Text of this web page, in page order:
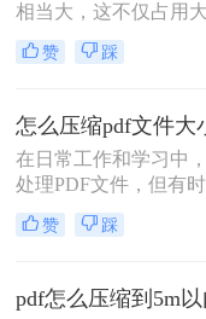
相当大，这不仅占用
还可能影响传输速度
么压缩大小呢？本文
赞 踩
在日常工作和学习中
处理PDF文件，但有
大，不便于传输和存
缩pdf文件大小免费呢
赞 踩